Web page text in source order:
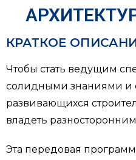
КРАТКОЕ
Чтобы стать ведущим
солидными знаниями и
развивающихся
владеть
Эта передовая